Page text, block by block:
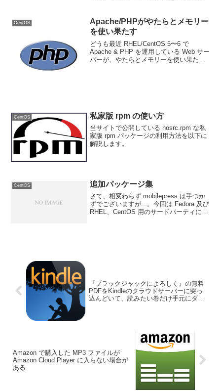
インストールしよう。Li...
CentOS
Apache/PHPがやたらとメモリー
を使い果たす
どうも最近 RHEL/CentOS 5〜6 で
Apache & PHP を運用している Web サー
バーが、やたらとメモリーを使い果たす
CentOS 私家版 rpm の使い方
当サイトで公開している nosrc.rpm な私
家版 rpm パッケージの利用方法を以下に
解説します。
CentOS 追加パッケージ集
さて、相変わらず mobilepress は手つか
ずでございますが...。今回は Fedora 及び
RHEL、CentOS 用のサードパーティによ
『ブラックジャックによろしく』の無料
PDFをKindleのクラウドサーバーに突っ
込んどいて、読みたい巻だけ手元にダウ
Amazon で購入した MP3 ファイルが
Amazon Cloud Player に入らない場合が
ある